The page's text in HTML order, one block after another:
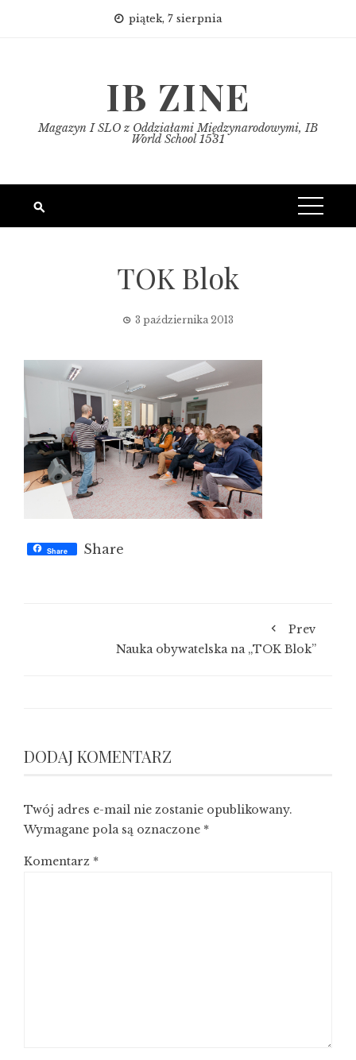
piątek, 7 sierpnia
IB ZINE
Magazyn I SLO z Oddziałami Międzynarodowymi, IB
World School 1531
TOK Blok
3 października 2013
Share Share
Prev
Nauka obywatelska na „TOK Blok”
DODAJ KOMENTARZ
Twój adres e-mail nie zostanie opublikowany.
Wymagane pola są oznaczone *
Komentarz *